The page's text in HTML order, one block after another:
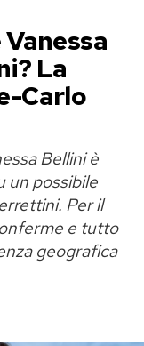
stile Sinner.
di “luna di
trionfo
dai riflettori
carriera
semplice:
senza
social.
la
La
Carlo
Bellini è
un possibile
Per il
e tutto
geografica